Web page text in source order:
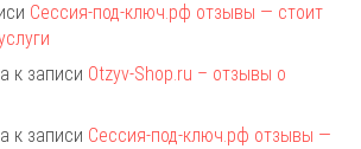
Сессия-под-ключ.рф отзывы — стоит
к записи Otzyv-Shop.ru – отзывы о
к записи Сессия-под-ключ.рф отзывы —